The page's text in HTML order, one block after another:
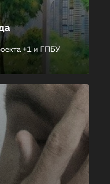
+1 и ГПБУ